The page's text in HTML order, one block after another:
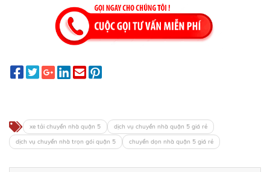
xe tải chuyển nhà quận 5
dịch vụ chuyển nhà quận 5 giá rẻ
dịch vụ chuyển nhà trọn gói quận 5
chuyển dọn nhà quận 5 giá rẻ